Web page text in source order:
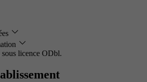
sous licence ODbl.